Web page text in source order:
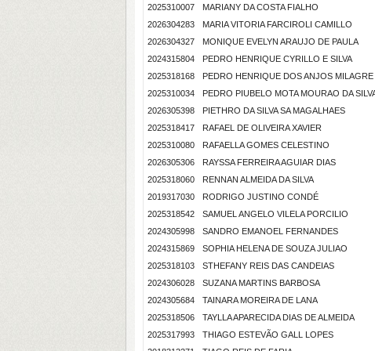
2025310007
MARIANY DA COSTA FIALHO
2026304283
MARIA VITORIA FARCIROLI CAMILLO
2026304327
MONIQUE EVELYN ARAUJO DE PAULA
2024315804
PEDRO HENRIQUE CYRILLO E SILVA
2025318168
PEDRO HENRIQUE DOS ANJOS MILAGRE
2025310034
PEDRO PIUBELO MOTA MOURAO DA
2026305398
PIETHRO DA SILVA SA MAGALHAES
2025318417
RAFAEL DE OLIVEIRA XAVIER
2025310080
RAFAELLA GOMES CELESTINO
2026305306
RAYSSA FERREIRA AGUIAR DIAS
2025318060
RENNAN ALMEIDA DA SILVA
2019317030
RODRIGO JUSTINO CONDÉ
2025318542
SAMUEL ANGELO VILELA PORCILIO
2024305998
SANDRO EMANOEL FERNANDES
2024315869
SOPHIA HELENA DE SOUZA JULIAO
2025318103
STHEFANY REIS DAS CANDEIAS
2024306028
SUZANA MARTINS BARBOSA
2024305684
TAINARA MOREIRA DE LANA
2025318506
TAYLLA APARECIDA DIAS DE ALMEIDA
2025317993
THIAGO ESTEVÃO GALL LOPES